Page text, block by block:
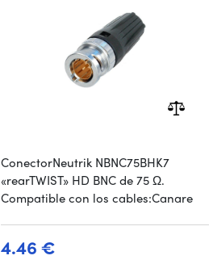
ConectorNeutrik NBNC75BHK7
«rearTWIST» HD BNC de 75 Ω.
Compatible con los cables:Canare
4.46 €